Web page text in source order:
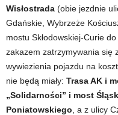
Wisłostrada (obie jezdnie
Gdańskie, Wybrzeże
mostu Skłodowskiej-Curie
zakazem zatrzymywania się
wywiezienia pojazdu na
nie będą miały: Trasa AK i
„Solidarności” i most
Poniatowskiego , a z ulicy